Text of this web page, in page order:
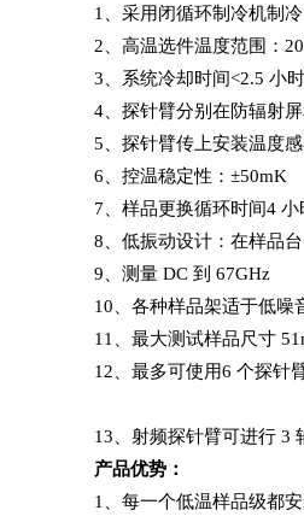
1、采用闭循环制冷机制
2、高温选件温度范围：
3、系统冷却时间<2.5 小时
4、探针臂分别在防辐射
5、探针臂传上安装温度
6、控温稳定性：±50mK
7、样品更换循环时间4 小
8、低振动设计：在样品
9、测量 DC 到 67GHz
10、各种样品架适于低噪
11、最大测试样品尺寸
12、最多可使用6 个探针
13、射频探针臂可进行 3
产品优势：
1、每一个低温样品级都